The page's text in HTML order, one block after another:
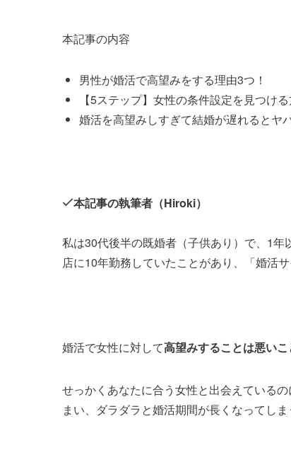
本記事の内容
男性が婚活で高望みをする理由3つ！
【5ステップ】女性の条件設定を見つけ
婚活を高望みしすぎて結婚が遅れるとヤ
本記事の執筆者（Hiroki）
私は30代後半の既婚者（子供あり）で、1
店に10年勤務していたことがあり、「婚活
婚活で女性に対して高望みすることは悪い
せっかくあなたに合う女性と出会えているの
まい、ダラダラと婚活期間が長くなってしま